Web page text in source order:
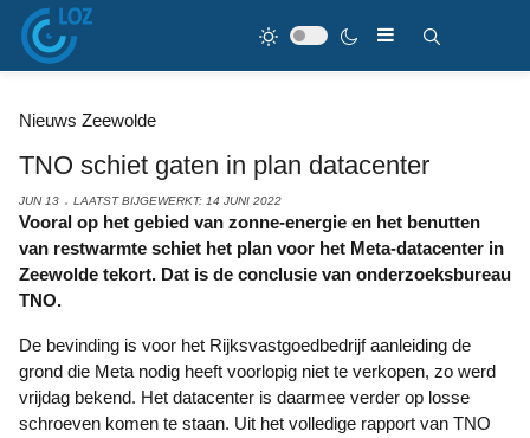
Nieuws Zeewolde
TNO schiet gaten in plan datacenter
JUN 13 LAATST BIJGEWERKT: 14 JUNI 2022
Vooral op het gebied van zonne-energie en het benutten
van restwarmte schiet het plan voor het Meta-datacenter in
Zeewolde tekort. Dat is de conclusie van onderzoeksbureau
TNO.
De bevinding is voor het Rijksvastgoedbedrijf aanleiding de
grond die Meta nodig heeft voorlopig niet te verkopen, zo werd
vrijdag bekend. Het datacenter is daarmee verder op losse
schroeven komen te staan. Uit het volledige rapport van TNO